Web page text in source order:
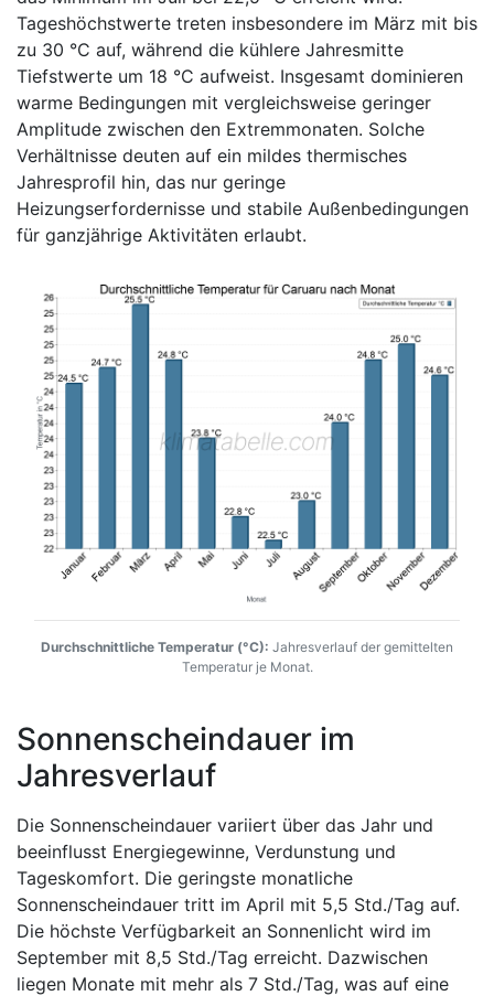
Tageshöchstwerte treten insbesondere im März mit bis
zu 30 °C auf, während die kühlere Jahresmitte
Tiefstwerte um 18 °C aufweist. Insgesamt dominieren
warme Bedingungen mit vergleichsweise geringer
Amplitude zwischen den Extremmonaten. Solche
Verhältnisse deuten auf ein mildes thermisches
Jahresprofil hin, das nur geringe
Heizungserfordernisse und stabile Außenbedingungen
für ganzjährige Aktivitäten erlaubt.
Durchschnittliche Temperatur (°C): Jahresverlauf der gemittelten
Temperatur je Monat.
Sonnenscheindauer im
Jahresverlauf
Die Sonnenscheindauer variiert über das Jahr und
beeinflusst Energiegewinne, Verdunstung und
Tageskomfort. Die geringste monatliche
Sonnenscheindauer tritt im April mit 5,5 Std./Tag auf.
Die höchste Verfügbarkeit an Sonnenlicht wird im
September mit 8,5 Std./Tag erreicht. Dazwischen
liegen Monate mit mehr als 7 Std./Tag, was auf eine